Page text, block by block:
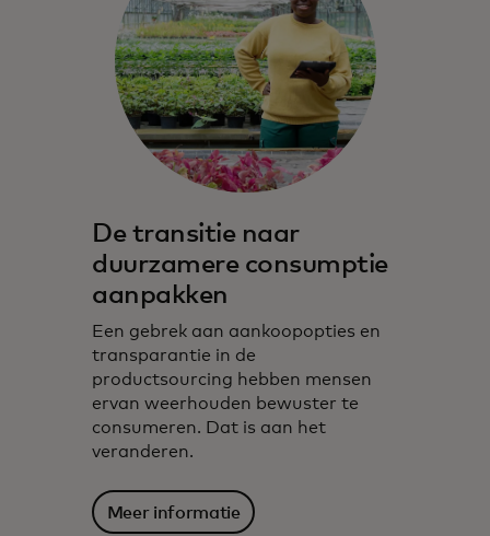
De transitie naar
duurzamere consumptie
aanpakken
Een gebrek aan aankoopopties en
transparantie in de
productsourcing hebben mensen
ervan weerhouden bewuster te
consumeren. Dat is aan het
veranderen.
Meer informatie